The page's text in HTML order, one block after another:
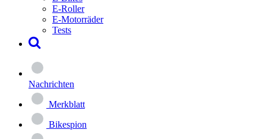
E-Roller
E-Motorräder
Tests
Nachrichten
Merkblatt
Bikespion